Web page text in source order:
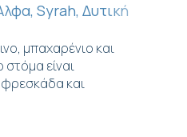
Syrah, Δυτική
μπαχαρένιο και
είναι
και